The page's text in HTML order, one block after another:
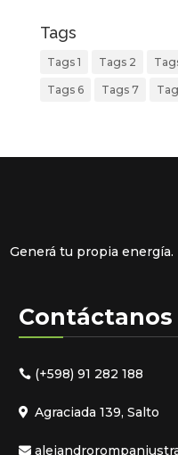
Tags
Tags 1 Tags 2
Tags 6 Tags 7
Generá tu propia
Contáctanos
(+598) 91 282 188
Agraciada 139, Salto